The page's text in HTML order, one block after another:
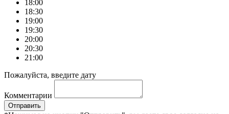
18:00
18:30
19:00
19:30
20:00
20:30
21:00
Пожалуйста, введите дату
Комментарии
Отправить